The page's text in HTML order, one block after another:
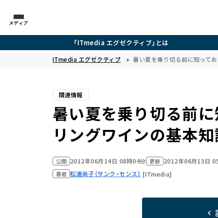
メディア
「ITmedia エグゼクティブ」とは
ITmedia エグゼクティブ 暑い夏を乗り切る前に知って
関連情報
暑い夏を乗り切る前
リングワインの基本
公開 2012年06月14日 08時04分 更新 2012年06月13日
著者 松浦尚子（サンク・センス） [ITmedia]